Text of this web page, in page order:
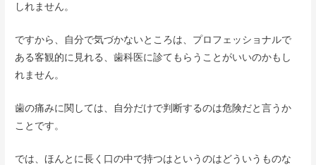
しれません。
ですから、自分で気づかないところは、プロフェッショナルで
ある客観的に見れる、歯科医に診てもらうことがいいのかもし
れません。
歯の痛みに関しては、自分だけで判断するのは危険だと言うか
ことです。
では、ほんとに長く口の中で持つはというのはどういうものな